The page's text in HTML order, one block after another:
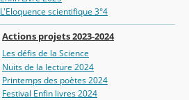
L'Eloquence scientifique 3°4
Actions projets 2023-2024
Les défis de la Science
Nuits de la lecture 2024
Printemps des poètes 2024
Festival Enfin livres 2024